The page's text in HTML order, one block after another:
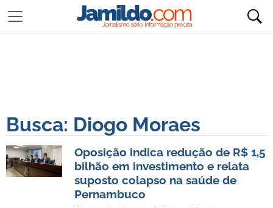
Busca: Diogo Moraes
Oposição indica redução de R$ 1,5
bilhão em investimento e relata
suposto colapso na saúde de
Pernambuco